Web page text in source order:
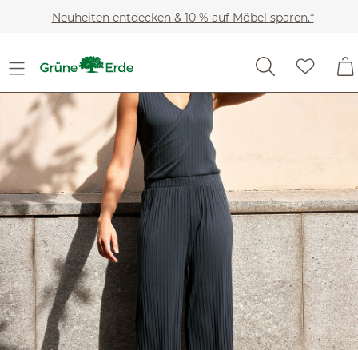
Zum Hauptinhalt springen
Neuheiten entdecken & 10 % auf Möbel sparen.*